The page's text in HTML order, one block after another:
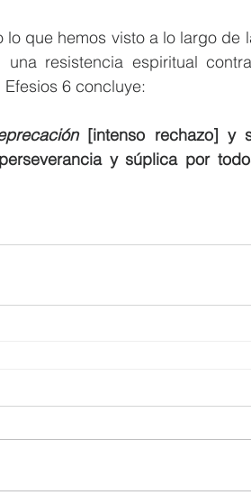
que hemos visto a lo largo de
resistencia espiritual
6 concluye:
[intenso rechazo] y
y súplica por